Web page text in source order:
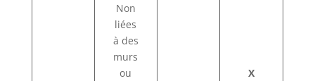
Non
liées
à des
murs
ou
X